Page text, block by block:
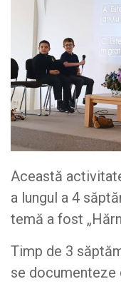
Această
a lungul a 4
temă a fost
Timp de 3
se documenteze